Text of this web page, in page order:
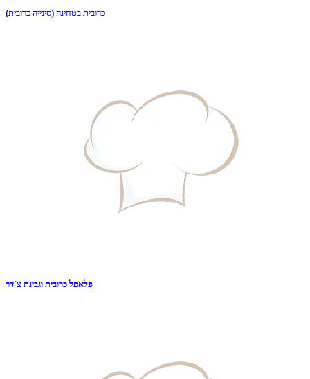
כרובית בטחינה (סינייה כרובית)
פלאפל כרובית וגבינת צ`דר